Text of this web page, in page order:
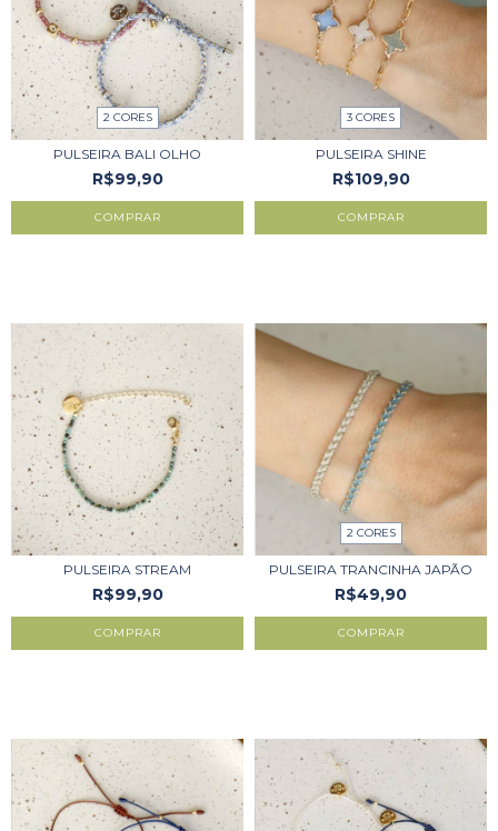
2 CORES
PULSEIRA BALI OLHO
R$99,90
COMPRAR
3 CORES
PULSEIRA SHINE
R$109,90
COMPRAR
PULSEIRA STREAM
R$99,90
2 CORES
PULSEIRA TRANCINHA JAPÃO
R$49,90
COMPRAR